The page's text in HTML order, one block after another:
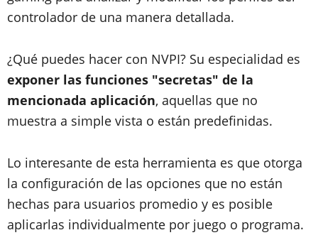
controlador de una manera detallada.
¿Qué puedes hacer con NVPI? Su especialidad es
exponer las funciones "secretas" de la
mencionada aplicación, aquellas que no
muestra a simple vista o están predefinidas.
Lo interesante de esta herramienta es que otorga
la configuración de las opciones que no están
hechas para usuarios promedio y es posible
aplicarlas individualmente por juego o programa.